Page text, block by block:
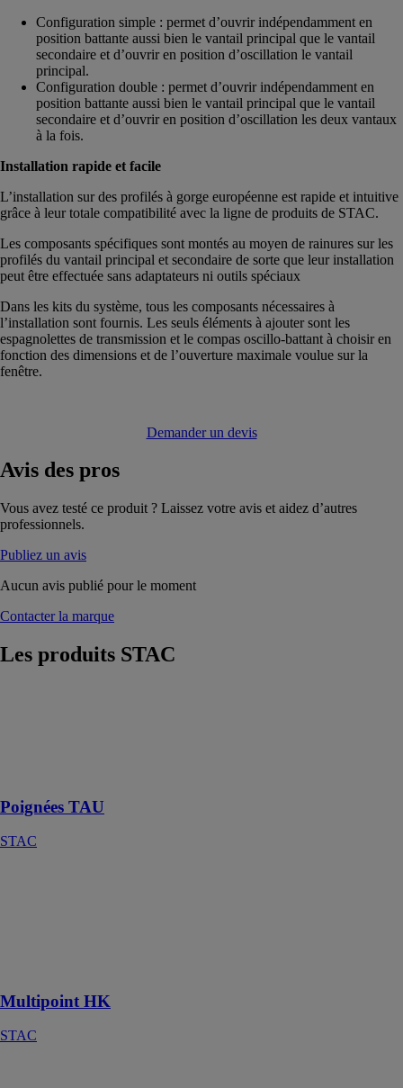
Configuration simple : permet d’ouvrir indépendamment en
position battante aussi bien le vantail principal que le vantail
secondaire et d’ouvrir en position d’oscillation le vantail
principal.
Configuration double : permet d’ouvrir indépendamment en
position battante aussi bien le vantail principal que le vantail
secondaire et d’ouvrir en position d’oscillation les deux vantaux
à la fois.
Installation rapide et facile
L’installation sur des profilés à gorge européenne est rapide et intuitive
grâce à leur totale compatibilité avec la ligne de produits de STAC.
Les composants spécifiques sont montés au moyen de rainures sur les
profilés du vantail principal et secondaire de sorte que leur installation
peut être effectuée sans adaptateurs ni outils spéciaux
Dans les kits du système, tous les composants nécessaires à
l’installation sont fournis. Les seuls éléments à ajouter sont les
espagnolettes de transmission et le compas oscillo-battant à choisir en
fonction des dimensions et de l’ouverture maximale voulue sur la
fenêtre.
Demander un devis
Avis des pros
Vous avez testé ce produit ? Laissez votre avis et aidez d’autres
professionnels.
Publiez un avis
Aucun avis publié pour le moment
Contacter la marque
Les produits STAC
Poignées TAU
STAC
Multipoint HK
STAC